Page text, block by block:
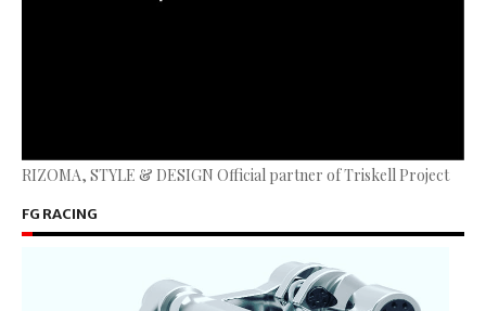
RIZOMA, STYLE & DESIGN Official partner of Triskell Project
FG RACING